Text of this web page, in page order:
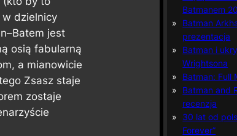
w dzielnicy
jest
osią fabularną
a mianowicie
Zsasz staje
zostaje
Batmanem
Batman
prezentacja
Batman i
Wrightsona
Batman: Full
Batman and
recenzja
30 lat od
Forever”